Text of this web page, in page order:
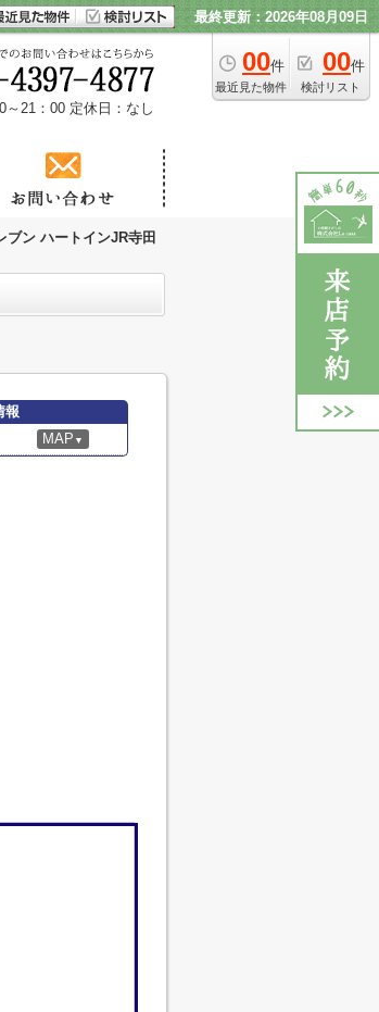
最終更新：2026年08月09日
00件
最近見た物件
00件
検討リスト
～21：00 定休日：なし
ブン ハートインJR寺田
報
MAP ▼